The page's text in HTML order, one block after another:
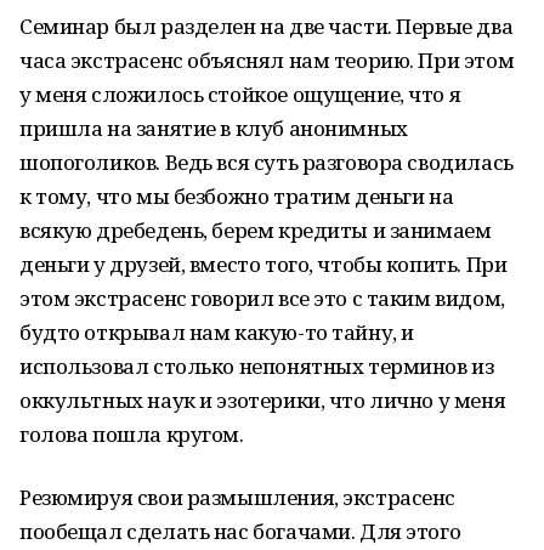
Семинар был разделен на две части. Первые два
часа экстрасенс объяснял нам теорию. При этом
у меня сложилось стойкое ощущение, что я
пришла на занятие в клуб анонимных
шопоголиков. Ведь вся суть разговора сводилась
к тому, что мы безбожно тратим деньги на
всякую дребедень, берем кредиты и занимаем
деньги у друзей, вместо того, чтобы копить. При
этом экстрасенс говорил все это с таким видом,
будто открывал нам какую-то тайну, и
использовал столько непонятных терминов из
оккультных наук и эзотерики, что лично у меня
голова пошла кругом.
Резюмируя свои размышления, экстрасенс
пообещал сделать нас богачами. Для этого